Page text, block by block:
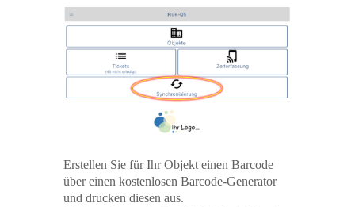
Erstellen Sie für Ihr Objekt einen Barcode
über einen kostenlosen Barcode-Generator
und drucken diesen aus.